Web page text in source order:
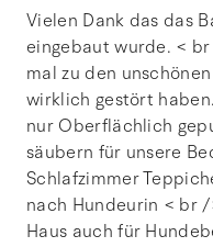
Vielen Dank das das
eingebaut wurde. <
mal zu den
wirklich gestört
nur Oberflächlich
säubern für unsere
Schlafzimmer
nach Hundeurin < br
Haus auch für